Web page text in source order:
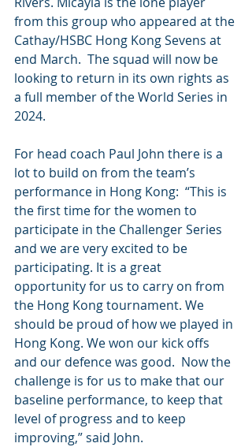
from this group who appeared at the
Cathay/HSBC Hong Kong Sevens at
end March.  The squad will now be
looking to return in its own rights as
a full member of the World Series in
2024.
For head coach Paul John there is a
lot to build on from the team’s
performance in Hong Kong:  “This is
the first time for the women to
participate in the Challenger Series
and we are very excited to be
participating. It is a great
opportunity for us to carry on from
the Hong Kong tournament. We
should be proud of how we played in
Hong Kong. We won our kick offs
and our defence was good.  Now the
challenge is for us to make that our
baseline performance, to keep that
level of progress and to keep
improving,” said John.